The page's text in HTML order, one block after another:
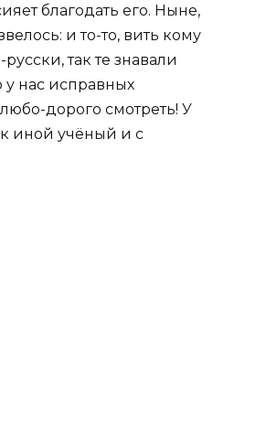
благодать его. Ныне,
и то-то, вить кому
так те знавали
у нас исправных
дорого смотреть! У
иной учёный и с